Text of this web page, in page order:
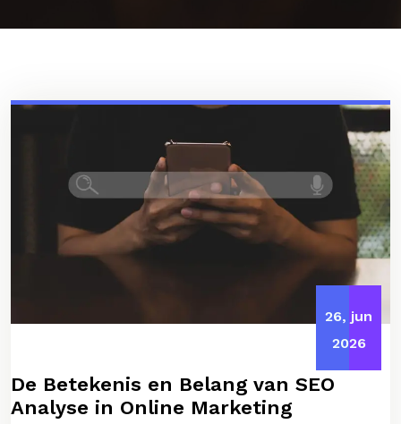
26, jun
2026
De Betekenis en Belang van SEO
Analyse in Online Marketing